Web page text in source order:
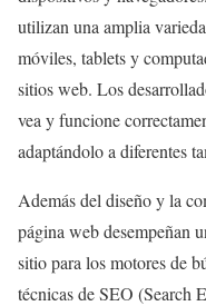
utilizan una amplia
móviles, tablets y
sitios web. Los
vea y funcione
adaptándolo a diferentes
Además del diseño y la
página web desempeñan
sitio para los motores de
técnicas de SEO (Search